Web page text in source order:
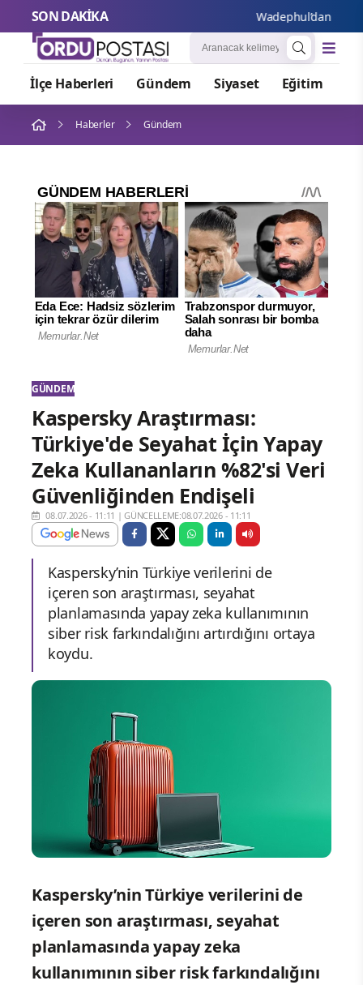
SON DAKİKA Wadephul’dan
İlçe Haberleri Gündem Siyaset Eğitim
Haberler Gündem
GÜNDEM
Kaspersky Araştırması:
Türkiye'de Seyahat İçin Yapay
Zeka Kullananların %82'si Veri
Güvenliğinden Endişeli
08.07.2026 - 11:11 |GÜNCELLEME:08.07.2026 - 11:11
Kaspersky’nin Türkiye verilerini de
içeren son araştırması, seyahat
planlamasında yapay zeka kullanımının
siber risk farkındalığını artırdığını ortaya
koydu.
Kaspersky’nin Türkiye verilerini de
içeren son araştırması, seyahat
planlamasında yapay zeka
kullanımının siber risk farkındalığını